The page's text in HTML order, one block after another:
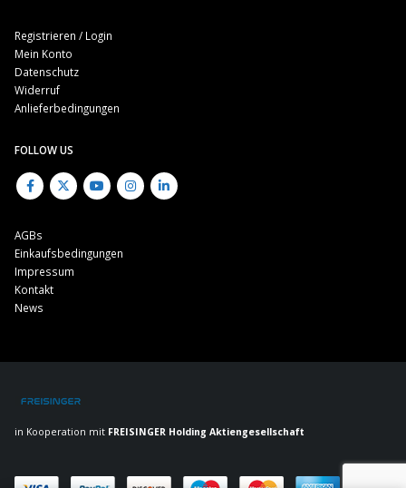
Registrieren / Login
Mein Konto
Datenschutz
Widerruf
Anlieferbedingungen
FOLLOW US
AGBs
Einkaufsbedingungen
Impressum
Kontakt
News
in Kooperation mit FREISINGER Holding Aktiengesellschaft